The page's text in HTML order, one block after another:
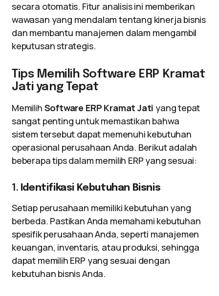
secara otomatis. Fitur analisis ini memberikan
wawasan yang mendalam tentang kinerja bisnis
dan membantu manajemen dalam mengambil
keputusan strategis.
Tips Memilih Software ERP Kramat
Jati yang Tepat
Memilih Software ERP Kramat Jati yang tepat
sangat penting untuk memastikan bahwa
sistem tersebut dapat memenuhi kebutuhan
operasional perusahaan Anda. Berikut adalah
beberapa tips dalam memilih ERP yang sesuai:
1. Identifikasi Kebutuhan Bisnis
Setiap perusahaan memiliki kebutuhan yang
berbeda. Pastikan Anda memahami kebutuhan
spesifik perusahaan Anda, seperti manajemen
keuangan, inventaris, atau produksi, sehingga
dapat memilih ERP yang sesuai dengan
kebutuhan bisnis Anda.